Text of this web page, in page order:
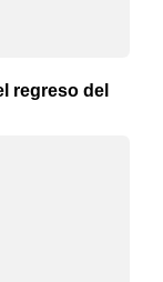
regreso del